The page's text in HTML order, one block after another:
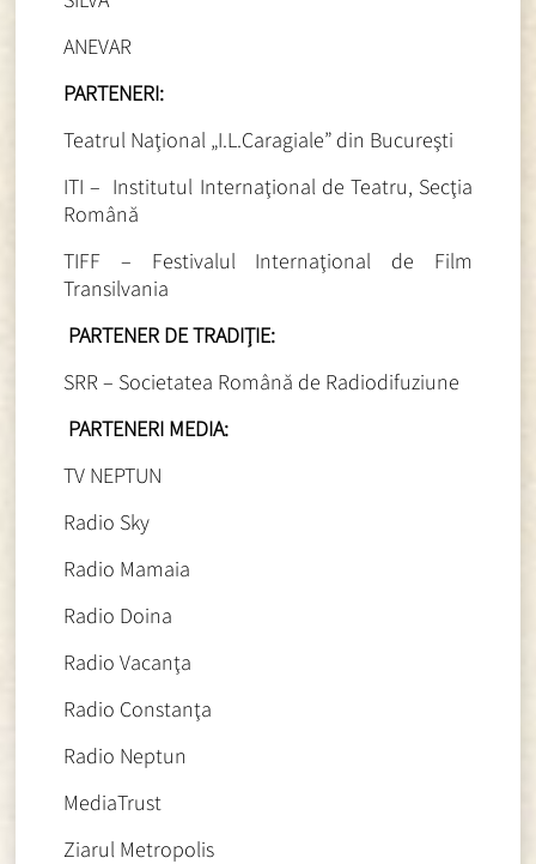
ANEVAR
PARTENERI:
Teatrul Naţional „I.L.Caragiale” din Bucureşti
ITI – Institutul Internaţional de Teatru, Secţia
Română
TIFF – Festivalul Internaţional de Film
Transilvania
PARTENER DE TRADIŢIE:
SRR – Societatea Română de Radiodifuziune
PARTENERI MEDIA:
TV NEPTUN
Radio Sky
Radio Mamaia
Radio Doina
Radio Vacanţa
Radio Constanţa
Radio Neptun
MediaTrust
Ziarul Metropolis